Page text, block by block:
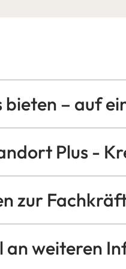
bieten – auf
Plus -
zur
an weiteren